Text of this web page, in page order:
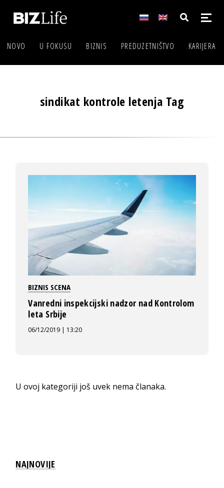
NOVO U FOKUSU BIZNIS PREDUZETNIŠTVO KARIJERA
sindikat kontrole letenja Tag
BIZNIS SCENA
Vanredni inspekcijski nadzor nad Kontrolom
leta Srbije
06/12/2019 | 13:20
U ovoj kategoriji još uvek nema članaka.
NAJNOVIJE